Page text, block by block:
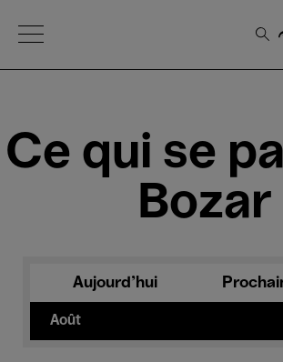
Open Menu
Ce qui se
Bozar
Aujourd'hui
Août